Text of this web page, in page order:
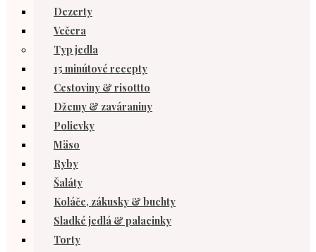
Dezerty
Večera
Typ jedla
15 minútové recepty
Cestoviny & risottto
Džemy & zaváraniny
Polievky
Mäso
Ryby
Šaláty
Koláče, zákusky & buchty
Sladké jedlá & palacinky
Torty